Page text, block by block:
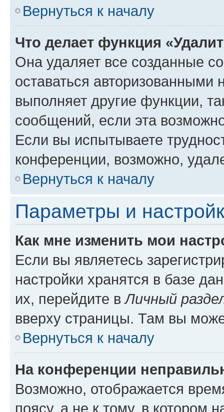
Вернуться к началу
Что делает функция
Она удаляет все созданные
оставаться авторизованными
выполняет другие функции,
сообщений, если эта
Если вы испытываете
конференции, возможно,
Вернуться к началу
Параметры и
Как мне изменить мои
Если вы являетесь
настройки хранятся в базе
их, перейдите вЛичный
вверху страницы. Там вы
Вернуться к началу
На конференции
Возможно, отображается
поясу, а не к тому, в котором